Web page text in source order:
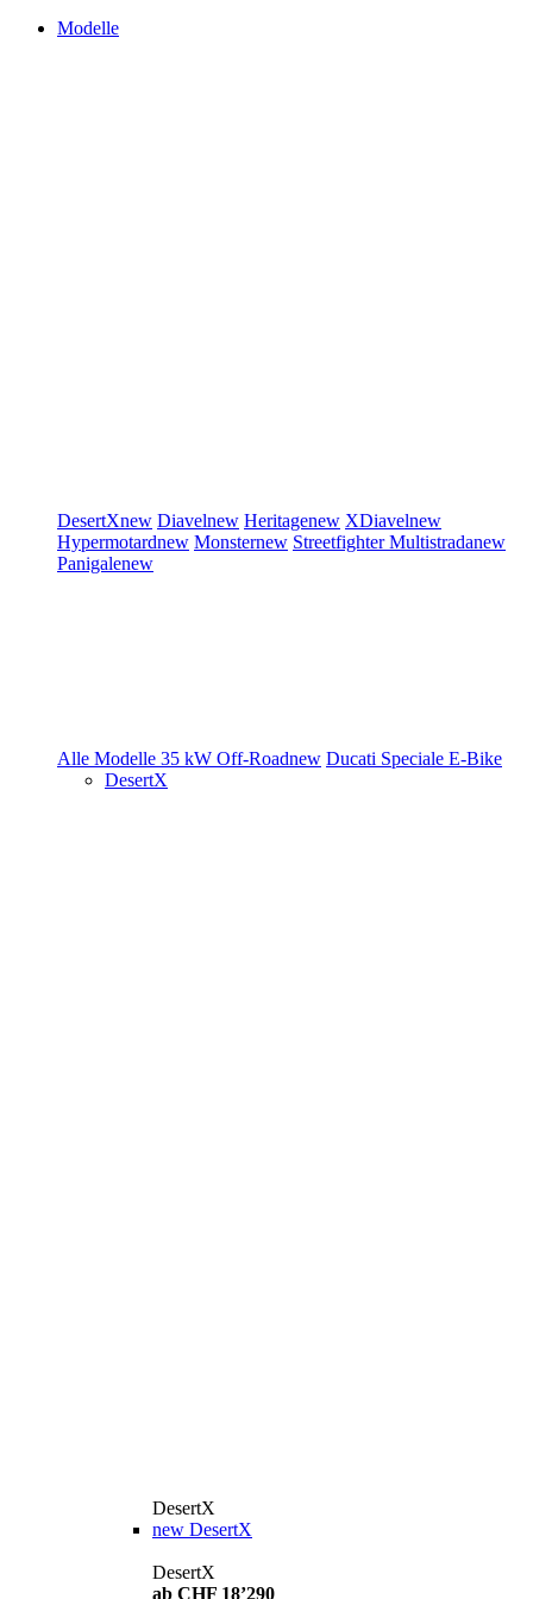
Modelle
DesertXnew Diavelnew Heritagenew XDiavelnew
Hypermotardnew Monsternew StreetfighterMultistradanew
Panigalenew
Alle Modelle 35 kW Off-Roadnew Ducati Speciale E-Bike
DesertX
DesertX
new DesertX
DesertX
ab CHF 18’290